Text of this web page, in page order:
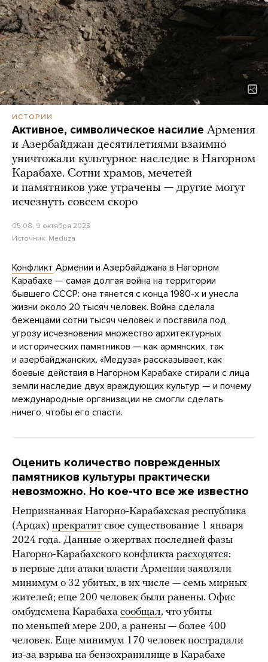
ИСТОРИИ
Активное, символическое насилие Армения
и Азербайджан десятилетиями взаимно
уничтожали культурное наследие в Нагорном
Карабахе. Сотни храмов, мечетей
и памятников уже утрачены — другие могут
исчезнуть совсем скоро
05:08, 9 октября 2023
Источник: Meduza
Конфликт Армении и Азербайджана в Нагорном
Карабахе — самая долгая война на территории
бывшего СССР: она тянется с конца 1980-х и унесла
жизни около 20 тысяч человек. Война сделала
беженцами сотни тысяч человек и поставила под
угрозу исчезновения множество архитектурных
и исторических памятников — как армянских, так
и азербайджанских. «Медуза» рассказывает, как
боевые действия в Нагорном Карабахе стирали с лица
земли наследие двух враждующих культур — и почему
международные организации не смогли сделать
ничего, чтобы его спасти.
Оценить количество поврежденных
памятников культуры практически
невозможно. Но кое-что все же известно
Непризнанная Нагорно-Карабахская республика
(Арцах) прекратит свое существование 1 января
2024 года. Данные о жертвах последней фазы
Нагорно-Карабахского конфликта расходятся:
в первые дни атаки власти Армении заявляли
минимум о 32 убитых, в их числе — семь мирных
жителей; еще 200 человек были ранены. Офис
омбудсмена Карабаха сообщал, что убиты
по меньшей мере 200, а ранены — более 400
человек. Еще минимум 170 человек пострадали
из-за взрыва на бензохранилище в Карабахе